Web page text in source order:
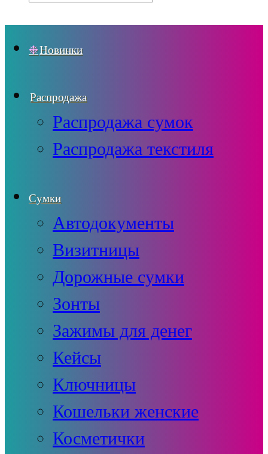
Новинки
Распродажа
Распродажа сумок
Распродажа текстиля
Сумки
Автодокументы
Визитницы
Дорожные сумки
Зонты
Зажимы для денег
Кейсы
Ключницы
Кошельки женские
Косметички